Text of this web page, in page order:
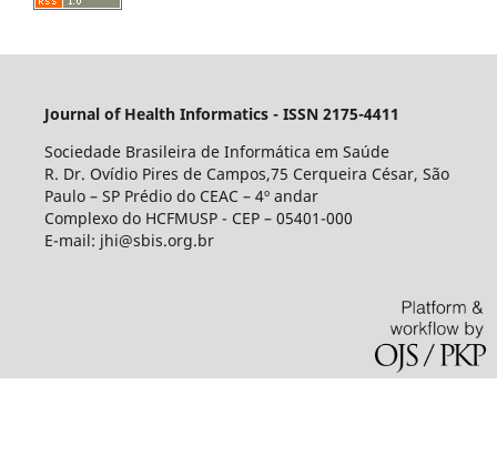
Journal of Health Informatics - ISSN 2175-4411
Sociedade Brasileira de Informática em Saúde
R. Dr. Ovídio Pires de Campos,75 Cerqueira César, São
Paulo – SP Prédio do CEAC – 4º andar
Complexo do HCFMUSP - CEP – 05401-000
E-mail: jhi@sbis.org.br